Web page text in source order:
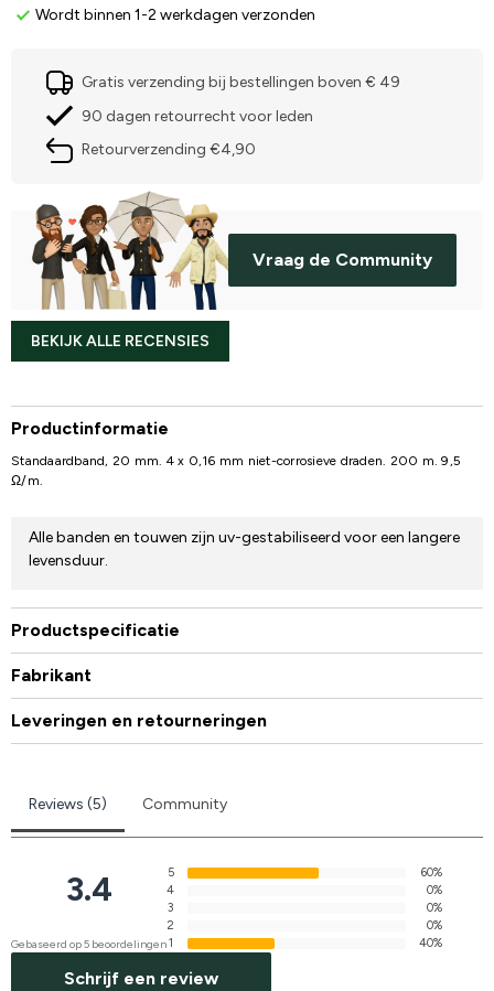
Wordt binnen 1-2 werkdagen verzonden
Gratis verzending bij bestellingen boven € 49
90 dagen retourrecht voor leden
Retourverzending €4,90
Vraag de Community
BEKIJK ALLE RECENSIES
Productinformatie
Standaardband, 20 mm. 4 x 0,16 mm niet-corrosieve draden. 200 m. 9,5
Ω/m.
Alle banden en touwen zijn uv-gestabiliseerd voor een langere
levensduur.
Productspecificatie
Fabrikant
Leveringen en retourneringen
Reviews (5) Community
3.4
Gebaseerd op 5 beoordelingen
5
60%
4
0%
3
0%
2
0%
1
40%
Schrijf een review